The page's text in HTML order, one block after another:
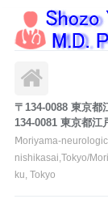
〒134-0088 東京都
134-0081 東京都江
Ⅿoriyama-
nishikasai,Tokyo/
ku, Tokyo